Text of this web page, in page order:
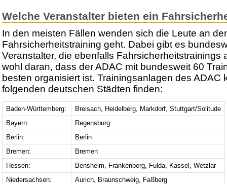
Welche Veranstalter bieten ein
In den meisten Fällen wenden sich die Leute an
Fahrsicherheitstraining geht. Dabei gibt es
Veranstalter, die ebenfalls Fahrsicherheitstrainings
wohl daran, dass der ADAC mit bundesweit 60
besten organisiert ist. Trainingsanlagen des ADAC
folgenden deutschen Städten finden:
Baden-Württemberg:
Breisach, Heidelberg, Markdorf, Stuttgart/Solitude
Bayern:
Regensburg
Berlin:
Berlin
Bremen:
Bremen
Hessen:
Bensheim, Frankenberg, Fulda, Kassel, Wetzlar
Niedersachsen:
Aurich, Braunschweig, Faßberg